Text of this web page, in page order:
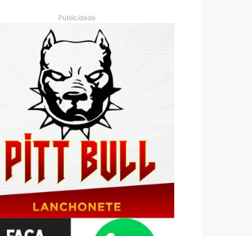
Publicidade